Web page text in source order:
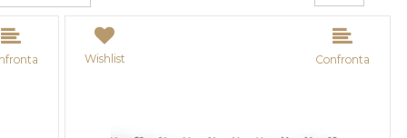
Wishlist Confronta